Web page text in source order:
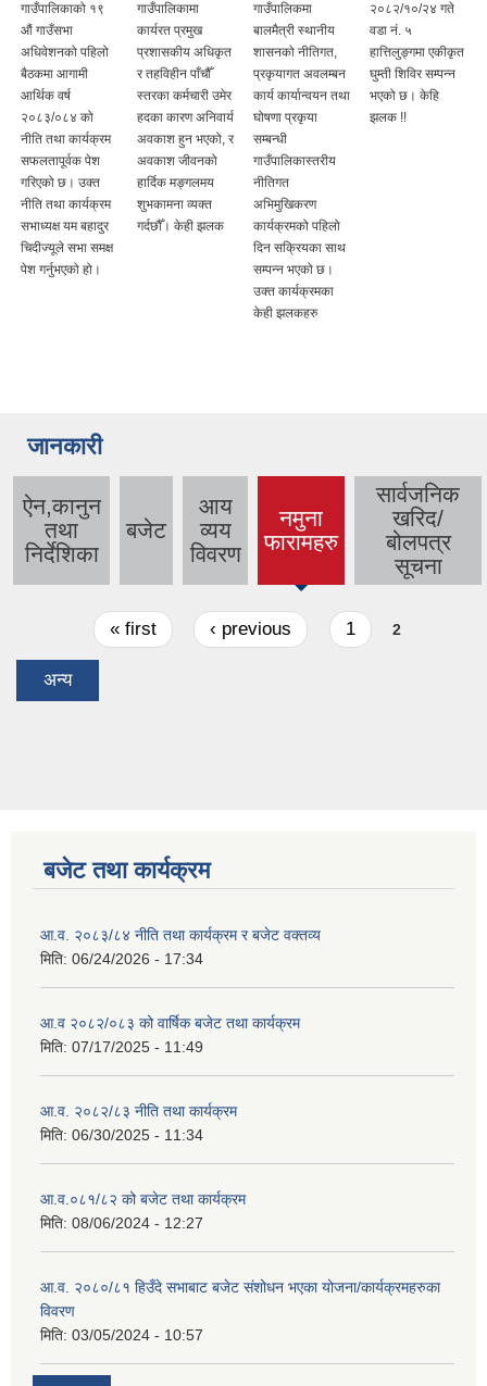
गाउँपालिकाको १९
औं गाउँसभा
अधिवेशनको पहिलो
बैठकमा आगामी
आर्थिक वर्ष
२०८३/०८४ को
नीति तथा कार्यक्रम
सफलतापूर्वक पेश
गरिएको छ। उक्त
नीति तथा कार्यक्रम
सभाध्यक्ष यम बहादुर
चिदीज्यूले सभा समक्ष
पेश गर्नुभएको हो।
गाउँपालिकामा
कार्यरत प्रमुख
प्रशासकीय अधिकृत
र तहविहीन पाँचौँ
स्तरका कर्मचारी उमेर
हदका कारण अनिवार्य
अवकाश हुन भएको, र
अवकाश जीवनको
हार्दिक मङ्गलमय
शुभकामना व्यक्त
गर्दछौँ। केही झलक
गाउँपालिकमा
बालमैत्री स्थानीय
शासनको नीतिगत,
प्रकृयागत अवलम्बन
कार्य कार्यान्वयन तथा
घोषणा प्रकृया
सम्बन्धी
गाउँपालिकास्तरीय
नीतिगत
अभिमुखिकरण
कार्यक्रमको पहिलो
दिन सक्रियका साथ
सम्पन्न भएको छ।
उक्त कार्यक्रमका
केही झलकहरु
२०८२/१०/२४ गते
वडा नं. ५
हात्तिलुङ्गमा एकीकृत
घुम्ती शिविर सम्पन्न
भएको छ। केहि
झलक !!
जानकारी
ऐन,कानुन
तथा
निर्देशिका
बजेट
आय
व्यय
विवरण
नमुना
फारामहरु
(active
सार्वजनिक
खरिद/
बोलपत्र
सूचना
Pages « first ‹ previous 1 2
अन्य
बजेट तथा कार्यक्रम
आ.व. २०८३/८४ नीति तथा कार्यक्रम र बजेट वक्तव्य
मिति: 06/24/2026 - 17:34
आ.व २०८२/०८३ को वार्षिक बजेट तथा कार्यक्रम
मिति: 07/17/2025 - 11:49
आ.व. २०८२/८३ नीति तथा कार्यक्रम
मिति: 06/30/2025 - 11:34
आ.व.०८१/८२ को बजेट तथा कार्यक्रम
मिति: 08/06/2024 - 12:27
आ.व. २०८०/८१ हिउँदे सभाबाट बजेट संशोधन भएका योजना/कार्यक्रमहरुका
विवरण
मिति: 03/05/2024 - 10:57